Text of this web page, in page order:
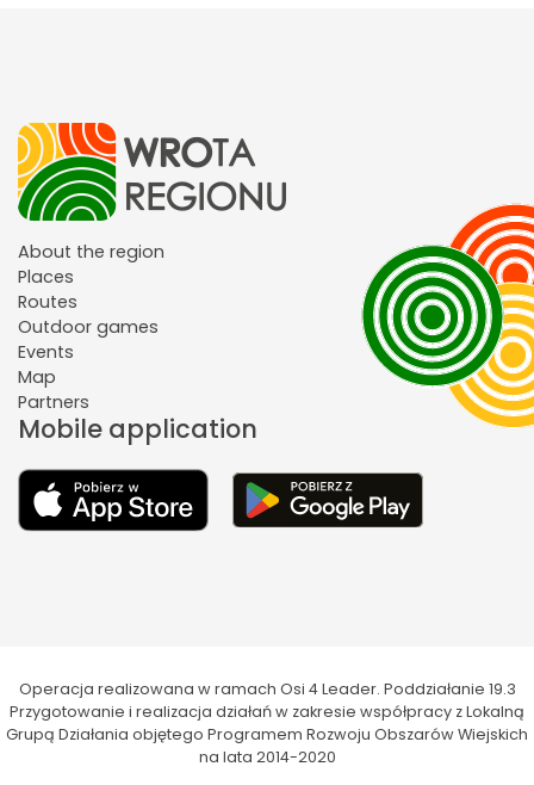
About the region
Places
Routes
Outdoor games
Events
Map
Partners
Mobile application
Operacja realizowana w ramach Osi 4 Leader. Poddziałanie 19.3
Przygotowanie i realizacja działań w zakresie współpracy z Lokalną
Grupą Działania objętego Programem Rozwoju Obszarów Wiejskich
na lata 2014-2020